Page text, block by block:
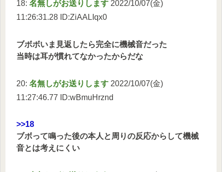
18: 名無しがお送りします 2022/10/07(金)
11:26:31.28 ID:ZiAALIqx0
ブボボいま見返したら完全に機械音だった
当時は耳が慣れてなかったからだな
20: 名無しがお送りします 2022/10/07(金)
11:27:46.77 ID:wBmuHrznd
>>18
ブボって鳴った後の本人と周りの反応からして機械
音とは考えにくい